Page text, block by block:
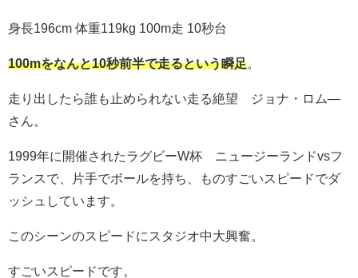
身長196cm 体重119kg 100m走 10秒台
100mをなんと10秒前半で走るという瞬足
走り出したら誰も止められない走る絶望 ジョナ・ロム―
さん。
1999年に開催されたラグビーW杯 ニュージーランドvsフ
ランスで、片手でボールを持ち、ものすごいスピードでダ
ッシュしています。
このシーンのスピードにスタジオ中大興奮。
すごいスピードです。